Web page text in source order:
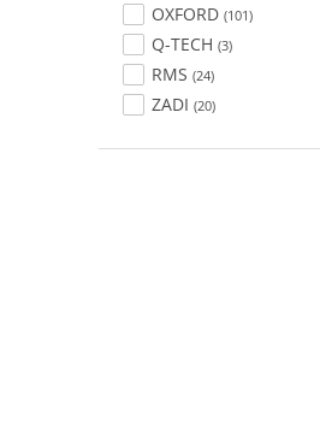
OXFORD (101)
Q-TECH (3)
RMS (24)
ZADI (20)